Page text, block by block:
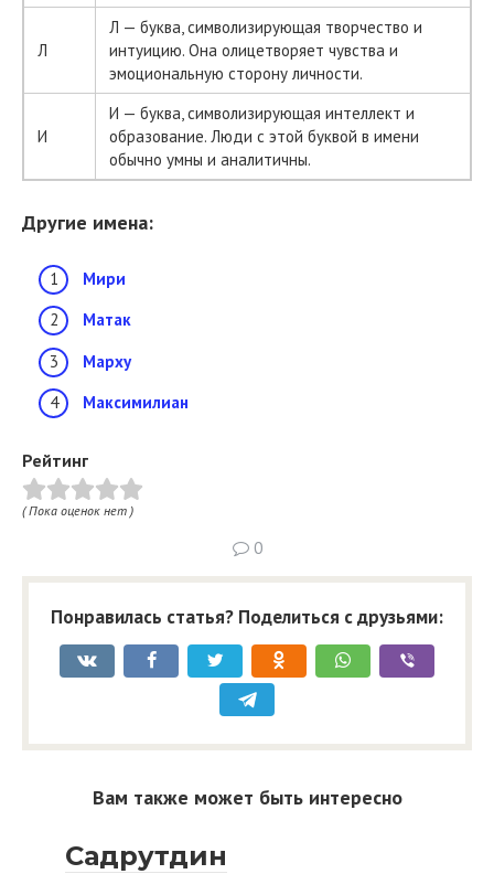
Л
Л — буква, символизирующая творчество и
интуицию. Она олицетворяет чувства и
эмоциональную сторону личности.
И
И — буква, символизирующая интеллект и
образование. Люди с этой буквой в имени
обычно умны и аналитичны.
Другие имена:
Мири
Матак
Марху
Максимилиан
Рейтинг
( Пока оценок нет )
0
Понравилась статья? Поделиться с друзьями:
Вам также может быть интересно
Садрутдин